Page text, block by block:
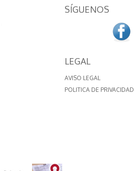
SÍGUENOS
LEGAL
AVISO LEGAL
POLITICA DE PRIVACIDAD